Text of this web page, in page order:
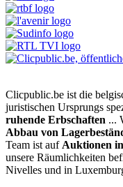
Clicpublic.be ist die
juristischen Ursprungs
ruhende Erbschaften ...
Abbau von
Team ist auf Auktionen
unsere Räumlichkeiten
Nivelles und in